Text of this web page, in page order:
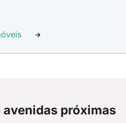
avenidas próximas